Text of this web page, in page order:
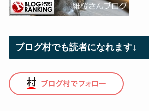
ブログ村でも読者になれます↓